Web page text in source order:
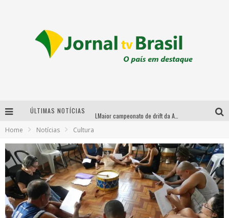
ÚLTIMAS NOTÍCIAS
Em abril, Boulevard Shopping BH realiza sorteio de TVs 4K
Sucesso absoluto: Ultimate Drift 2026 reúne milhares de fãs e consagra campeões no Mega Space
Home Notícias Cultura